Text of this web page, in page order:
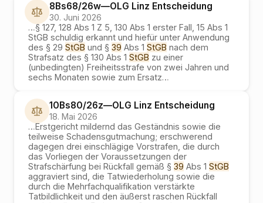
8Bs68/26w—OLG Linz Entscheidung
30. Juni 2026
…§ 127, 128 Abs 1 Z 5, 130 Abs 1 erster Fall, 15 Abs 1
StGB schuldig erkannt und hiefür unter Anwendung
des § 29 StGB und § 39 Abs 1 StGB nach dem
Strafsatz des § 130 Abs 1 StGB zu einer
(unbedingten) Freiheitsstrafe von zwei Jahren und
sechs Monaten sowie zum Ersatz…
10Bs80/26z—OLG Linz Entscheidung
18. Mai 2026
…Erstgericht mildernd das Geständnis sowie die
teilweise Schadensgutmachung; erschwerend
dagegen drei einschlägige Vorstrafen, die durch
das Vorliegen der Voraussetzungen der
Strafschärfung bei Rückfall gemäß § 39 Abs 1 StGB
aggraviert sind, die Tatwiederholung sowie die
durch die Mehrfachqualifikation verstärkte
Tatbildlichkeit und den äußerst raschen Rückfall